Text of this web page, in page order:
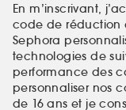
En m’inscrivant,
code de réduction
Sephora
technologies de
performance des
personnaliser nos
de 16 ans et je